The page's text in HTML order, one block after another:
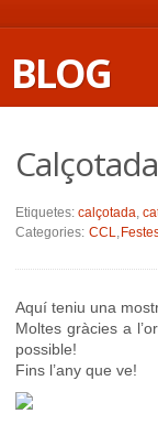
BLOG
Etiquetes: calçotada,
Categories: CCL,
Aquí teniu una
Moltes gràcies a
possible!
Fins l’any que ve!